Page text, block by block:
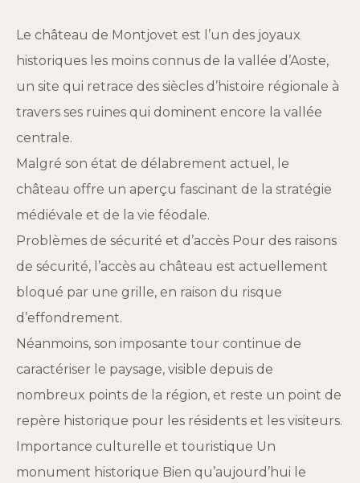
Le château de Montjovet est l’un des joyaux
historiques les moins connus de la vallée d’Aoste,
un site qui retrace des siècles d’histoire régionale à
travers ses ruines qui dominent encore la vallée
centrale.
Malgré son état de délabrement actuel, le
château offre un aperçu fascinant de la stratégie
médiévale et de la vie féodale.
Problèmes de sécurité et d’accès Pour des raisons
de sécurité, l’accès au château est actuellement
bloqué par une grille, en raison du risque
d’effondrement.
Néanmoins, son imposante tour continue de
caractériser le paysage, visible depuis de
nombreux points de la région, et reste un point de
repère historique pour les résidents et les visiteurs.
Importance culturelle et touristique Un
monument historique Bien qu’aujourd’hui le